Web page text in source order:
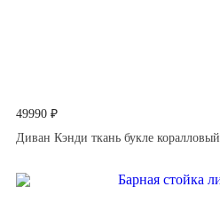
49990 ₽
Диван Кэнди ткань букле коралловый